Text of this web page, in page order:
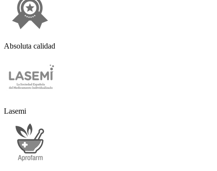
Absoluta calidad
Lasemi